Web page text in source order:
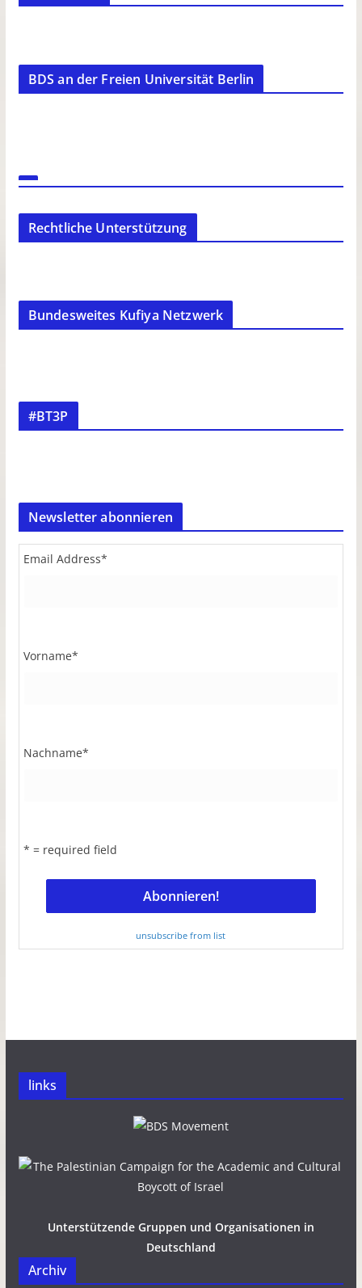
BDS an der Freien Universität Berlin
Rechtliche Unterstützung
Bundesweites Kufiya Netzwerk
#BT3P
Newsletter abonnieren
Email Address*
Vorname*
Nachname*
* = required field
unsubscribe from list
links
Unterstützende Gruppen und Organisationen in
Deutschland
Archiv